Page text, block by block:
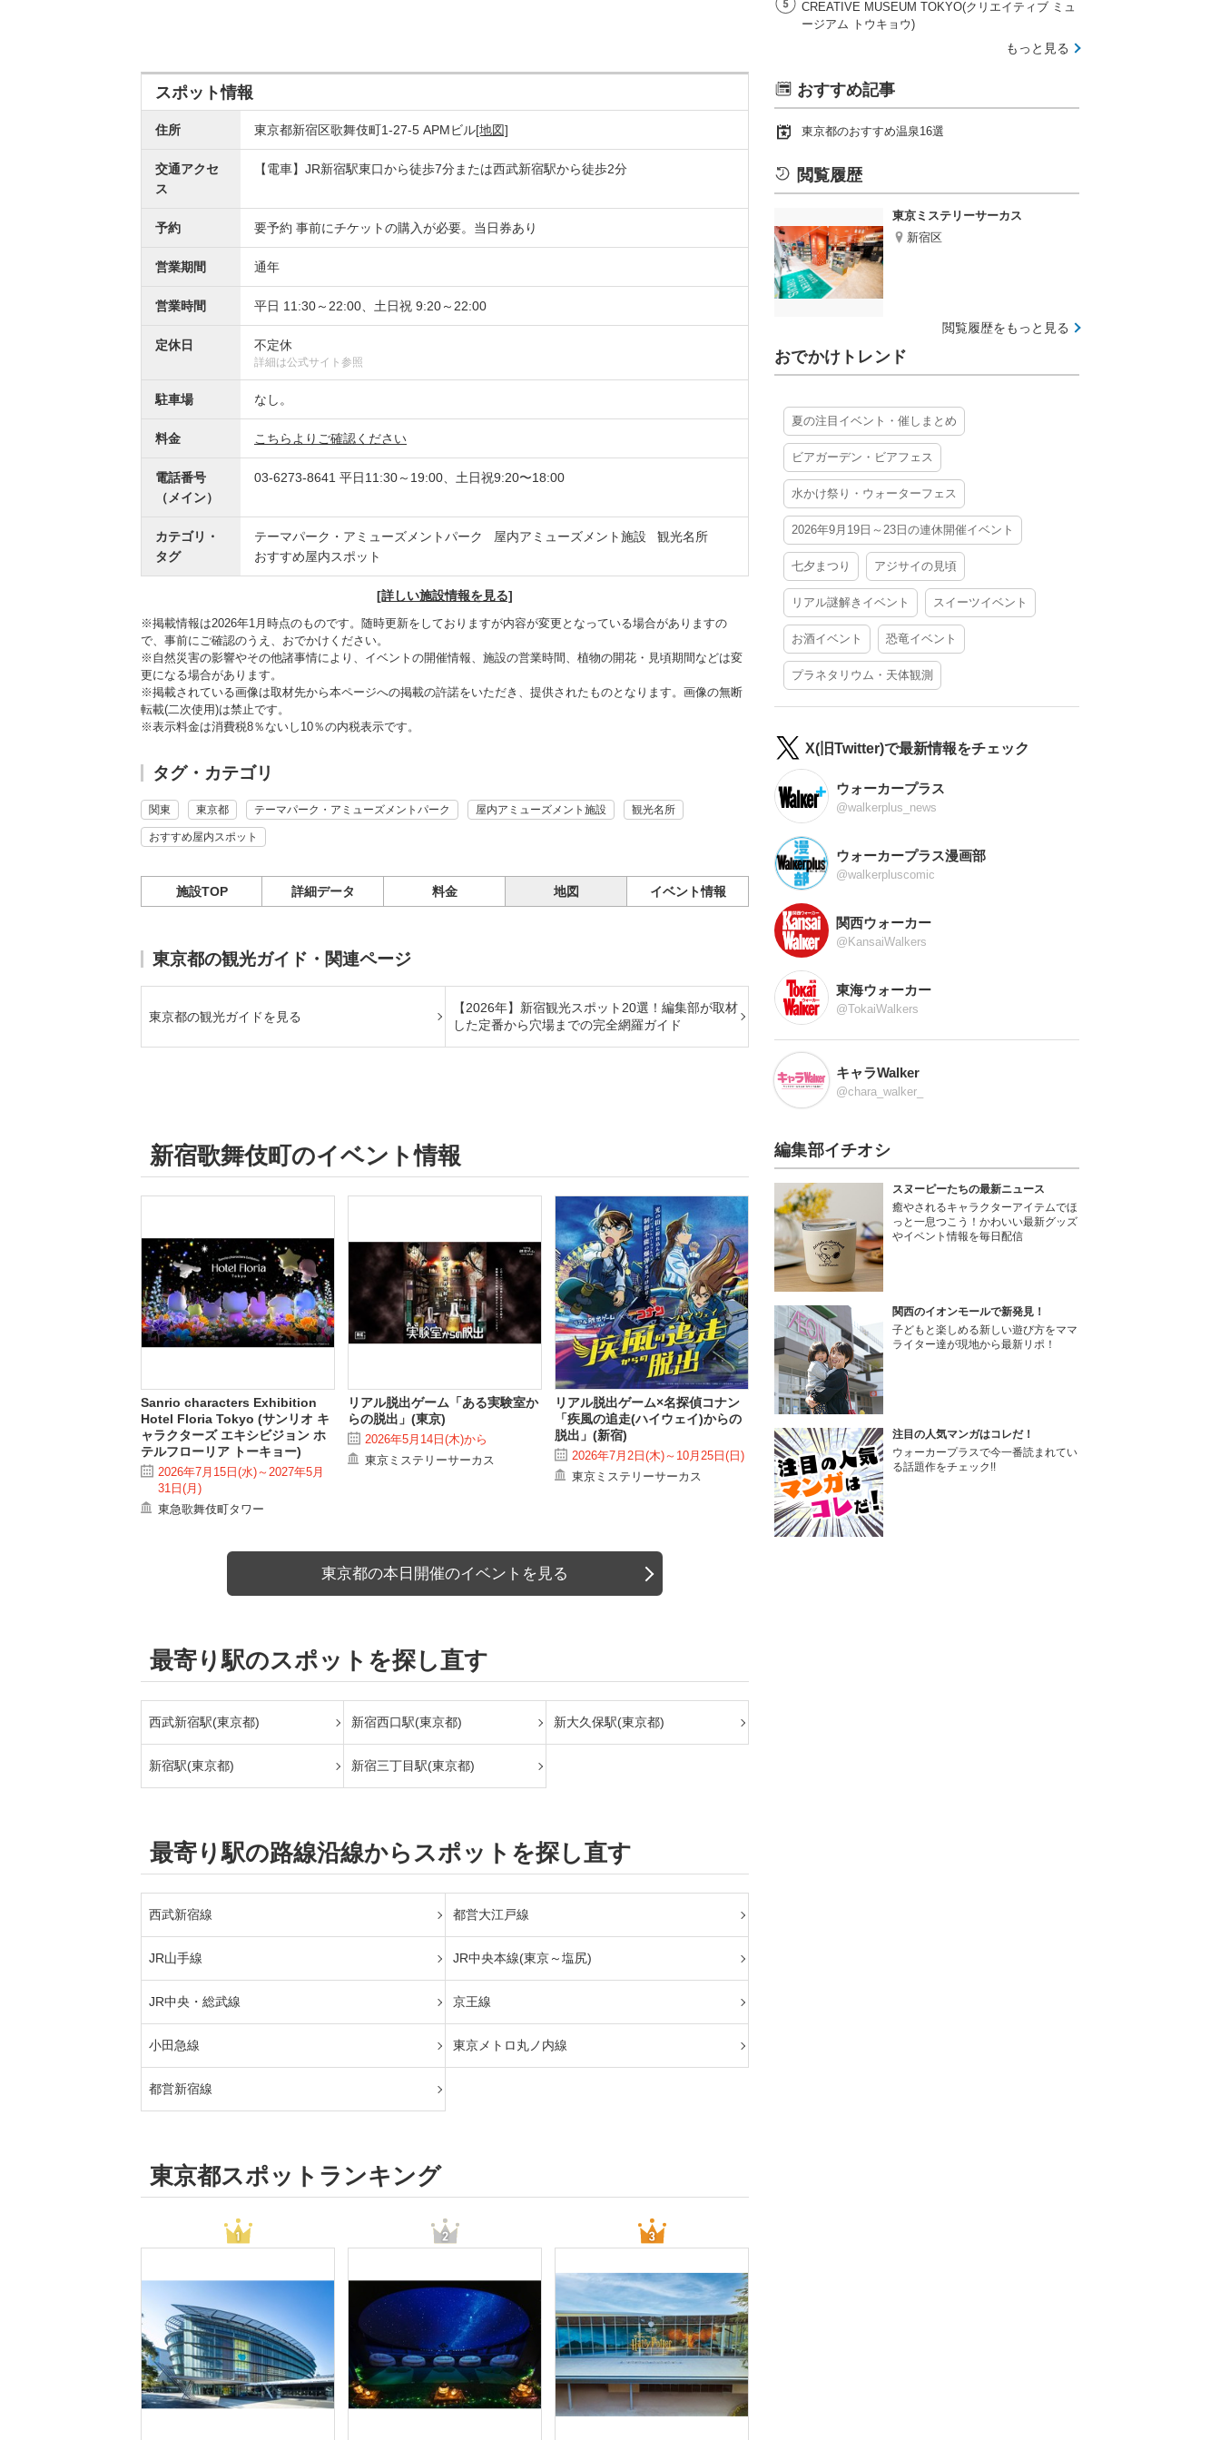
スポット情報
住所 東京都新宿区歌舞伎町1-27-5 APMビル[地図]
交通アクセ
ス
【電車】JR新宿駅東口から徒歩7分または西武新宿駅から徒歩2分
予約 要予約 事前にチケットの購入が必要。当日券あり
営業期間 通年
営業時間 平日 11:30～22:00、土日祝 9:20～22:00
定休日 不定休
詳細は公式サイト参照
駐車場 なし。
料金 こちらよりご確認ください
電話番号
（メイン）
03-6273-8641 平日11:30～19:00、土日祝9:20〜18:00
カテゴリ・
タグ
テーマパーク・アミューズメントパーク 屋内アミューズメント施設
観光名所
おすすめ屋内スポット
[詳しい施設情報を見る]
※掲載情報は2026年1月時点のものです。随時更新をしておりますが内容が変更となっている場合がありますの
で、事前にご確認のうえ、おでかけください。
※自然災害の影響やその他諸事情により、イベントの開催情報、施設の営業時間、植物の開花・見頃期間などは変
更になる場合があります。
※掲載されている画像は取材先から本ページへの掲載の許諾をいただき、提供されたものとなります。画像の無断
転載(二次使用)は禁止です。
※表示料金は消費税8％ないし10％の内税表示です。
タグ・カテゴリ
関東 東京都 テーマパーク・アミューズメントパーク 屋内アミューズメント施設 観光名所
おすすめ屋内スポット
施設TOP 詳細データ 料金 地図 イベント情報
東京都の観光ガイド・関連ページ
東京都の観光ガイドを見る
【2026年】新宿観光スポット20選！編集部が取材
した定番から穴場までの完全網羅ガイド
新宿歌舞伎町のイベント情報
Sanrio characters Exhibition
Hotel Floria Tokyo (サンリオ キ
ャラクターズ エキシビジョン ホ
テルフローリア トーキョー)
2026年7月15日(水)～2027年5月
31日(月)
東急歌舞伎町タワー
リアル脱出ゲーム「ある実験室か
らの脱出」(東京)
2026年5月14日(木)から
東京ミステリーサーカス
リアル脱出ゲーム×名探偵コナン
「疾風の追走(ハイウェイ)からの
脱出」(新宿)
2026年7月2日(木)～10月25日(日)
東京ミステリーサーカス
東京都の本日開催のイベントを見る
最寄り駅のスポットを探し直す
西武新宿駅(東京都) 新宿西口駅(東京都) 新大久保駅(東京都)
新宿駅(東京都) 新宿三丁目駅(東京都)
最寄り駅の路線沿線からスポットを探し直す
西武新宿線 都営大江戸線
JR山手線 JR中央本線(東京～塩尻)
JR中央・総武線 京王線
小田急線 東京メトロ丸ノ内線
都営新宿線
東京都スポットランキング
CREATIVE MUSEUM TOKYO(クリエイティブ ミュ
ージアム トウキョウ)
もっと見る
おすすめ記事
東京都のおすすめ温泉16選
閲覧履歴
東京ミステリーサーカス
新宿区
閲覧履歴をもっと見る
おでかけトレンド
夏の注目イベント・催しまとめ
ビアガーデン・ビアフェス
水かけ祭り・ウォーターフェス
2026年9月19日～23日の連休開催イベント
七夕まつり アジサイの見頃
リアル謎解きイベント スイーツイベント
お酒イベント 恐竜イベント
プラネタリウム・天体観測
X(旧Twitter)で最新情報をチェック
ウォーカープラス
@walkerplus_news
ウォーカープラス漫画部
@walkerpluscomic
関西ウォーカー
@KansaiWalkers
東海ウォーカー
@TokaiWalkers
キャラWalker
@chara_walker_
編集部イチオシ
スヌーピーたちの最新ニュース
癒やされるキャラクターアイテムでほ
っと一息つこう！かわいい最新グッズ
やイベント情報を毎日配信
関西のイオンモールで新発見！
子どもと楽しめる新しい遊び方をママ
ライター達が現地から最新リポ！
注目の人気マンガはコレだ！
ウォーカープラスで今一番読まれてい
る話題作をチェック!!